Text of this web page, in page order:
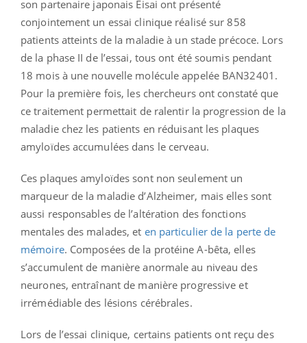
son partenaire japonais Eisai ont présenté
conjointement un essai clinique réalisé sur 858
patients atteints de la maladie à un stade précoce. Lors
de la phase II de l’essai, tous ont été soumis pendant
18 mois à une nouvelle molécule appelée BAN32401.
Pour la première fois, les chercheurs ont constaté que
ce traitement permettait de ralentir la progression de la
maladie chez les patients en réduisant les plaques
amyloïdes accumulées dans le cerveau.
Ces plaques amyloïdes sont non seulement un
marqueur de la maladie d’Alzheimer, mais elles sont
aussi responsables de l’altération des fonctions
mentales des malades, et en particulier de la perte de
mémoire. Composées de la protéine A-bêta, elles
s’accumulent de manière anormale au niveau des
neurones, entraînant de manière progressive et
irrémédiable des lésions cérébrales.
Lors de l’essai clinique, certains patients ont reçu des